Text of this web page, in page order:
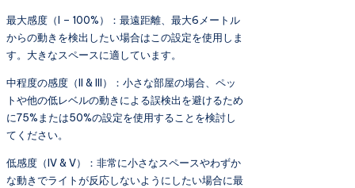
最大感度（I – 100%）：最遠距離、最大6メートル
からの動きを検出したい場合はこの設定を使用しま
す。大きなスペースに適しています。
中程度の感度（II & III）：小さな部屋の場合、ペッ
トや他の低レベルの動きによる誤検出を避けるため
に75%または50%の設定を使用することを検討し
てください。
低感度（IV & V）：非常に小さなスペースやわずか
な動きでライトが反応しないようにしたい場合に最